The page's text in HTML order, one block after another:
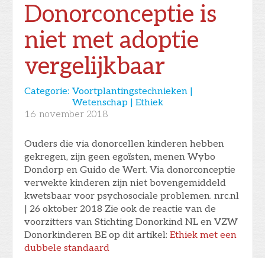
Donorconceptie is
niet met adoptie
vergelijkbaar
Categorie: Voortplantingstechnieken |
Wetenschap | Ethiek
16 november 2018
Ouders die via donorcellen kinderen hebben
gekregen, zijn geen egoïsten, menen Wybo
Dondorp en Guido de Wert. Via donorconceptie
verwekte kinderen zijn niet bovengemiddeld
kwetsbaar voor psychosociale problemen. nrc.nl
| 26 oktober 2018 Zie ook de reactie van de
voorzitters van Stichting Donorkind NL en VZW
Donorkinderen BE op dit artikel: Ethiek met een
dubbele standaard